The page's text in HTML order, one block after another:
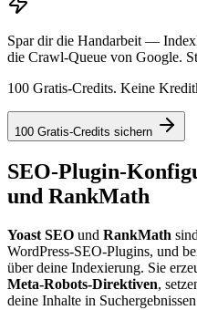
Spar dir die Handarbeit —
die Crawl-Queue von Google.
100 Gratis-Credits. Keine
100 Gratis-Credits sichern
SEO-Plugin-
und RankMath
Yoast SEO und RankMath
WordPress-SEO-Plugins, und
über deine Indexierung. Sie
Meta-Robots-Direktiven,
deine Inhalte in